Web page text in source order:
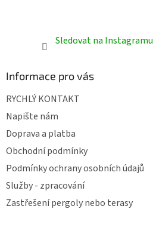
Sledovat na Instagramu
Informace pro vás
RYCHLÝ KONTAKT
Napište nám
Doprava a platba
Obchodní podmínky
Podmínky ochrany osobních údajů
Služby - zpracování
Zastřešení pergoly nebo terasy